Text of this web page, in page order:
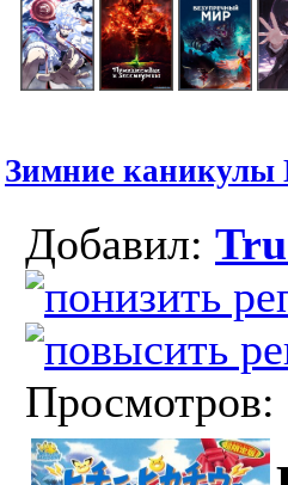
Зимние каникулы
Добавил:
Просмотров: